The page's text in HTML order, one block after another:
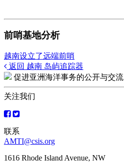
前哨基地分析
越南设立了远端前哨
Posts
navigation
返回 越南 岛屿追踪器
促进亚洲海洋事务的公开与交流
关注我们
联系
AMTI@csis.org
1616 Rhode Island Avenue, NW